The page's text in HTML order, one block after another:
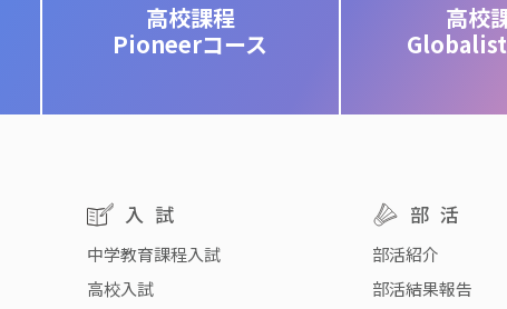
高校課程
Pioneerコース
高校
Globalist
入試
中学教育課程入試
高校入試
部活
部活紹介
部活結果報告